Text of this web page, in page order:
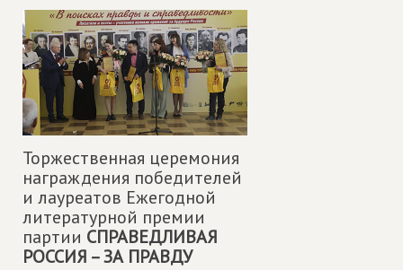
Торжественная церемония
награждения победителей
и лауреатов Ежегодной
литературной премии
партии СПРАВЕДЛИВАЯ
РОССИЯ – ЗА ПРАВДУ